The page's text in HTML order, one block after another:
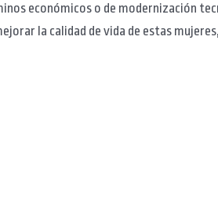
económicos o de modernización
la calidad de vida de estas